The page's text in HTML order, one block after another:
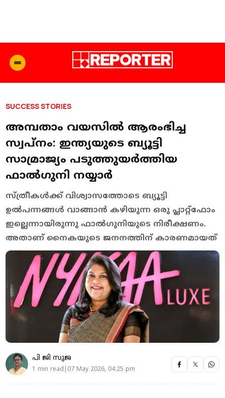
SUCCESS STORIES
അമ്പതാം വയസില്‍ ആരംഭിച്ച
സ്വപ്നം: ഇന്ത്യയുടെ ബ്യൂട്ടി
സാമ്രാജ്യം പടുത്തുയര്‍ത്തിയ
ഫാല്‍ഗുനി നയ്യാര്‍
സ്ത്രീകള്‍ക്ക് വിശ്വാസത്തോടെ ബ്യൂട്ടി
ഉല്‍പന്നങ്ങള്‍ വാങ്ങാന്‍ കഴിയുന്ന ഒരു പ്ലാറ്റ്‌ഫോം
ഇല്ലെന്നായിരുന്നു ഫാല്‍ഗുനിയുടെ നിരീക്ഷണം.
അതാണ് നൈകയുടെ ജനനത്തിന് കാരണമായത്
പി ജി സുജ
1 min read|07 May 2026, 04:25 pm